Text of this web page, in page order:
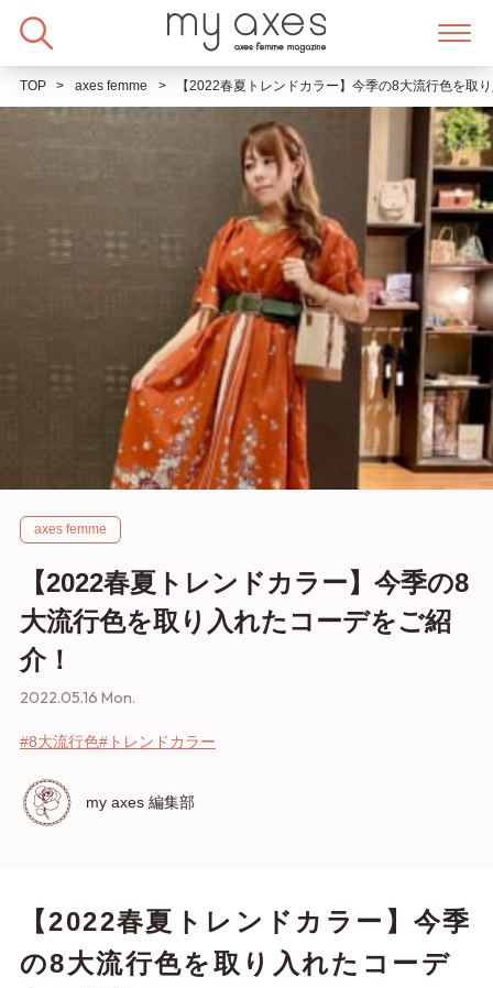
TOP axes femme 【2022春夏トレンドカラー】今季の8大流行色を取
axes femme
【2022春夏トレンドカラー】今季の8
大流行色を取り入れたコーデをご紹
介！
2022.05.16 Mon.
#8大流行色#トレンドカラー
my axes 編集部
【2022春夏トレンドカラー】今季
の8大流行色を取り入れたコーデ